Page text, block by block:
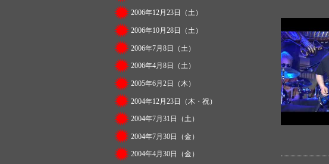
2006年12月23日（土）
2006年10月28日（土）
2006年7月8日（土）
2006年4月8日（土）
2005年6月2日（木）
2004年12月23日（木・祝）
2004年7月31日（土）
2004年7月30日（金）
2004年4月30日（金）